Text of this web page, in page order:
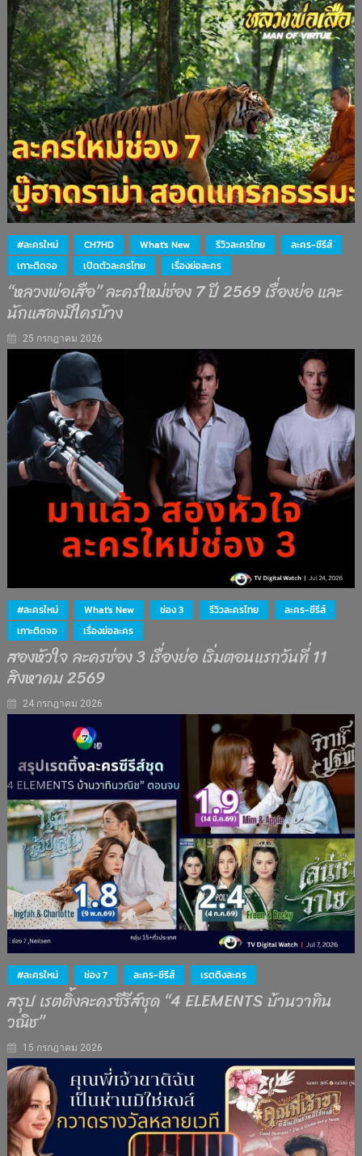
#ละครใหม่ CH7HD What's New รีวิวละครไทย
ละคร-ซีรีส์
เกาะติดจอ
เปิดตัวละครไทย เรื่องย่อละคร
“หลวงพ่อเสือ” ละครใหม่ช่อง 7 ปี 2569 เรื่องย่อ และ
นักแสดงมีใครบ้าง
25 กรกฎาคม 2026
#ละครใหม่ What's New ช่อง 3 รีวิวละครไทย
ละคร-ซีรีส์
เกาะติดจอ
เรื่องย่อละคร
สองหัวใจ ละครช่อง 3 เรื่องย่อ เริ่มตอนแรกวันที่ 11
สิงหาคม 2569
24 กรกฎาคม 2026
#ละครใหม่ ช่อง 7 ละคร-ซีรีส์ เรตติงละคร
สรุป เรตติ้งละครซีรีส์ชุด “4 ELEMENTS บ้านวาทิน
วณิช”
15 กรกฎาคม 2026